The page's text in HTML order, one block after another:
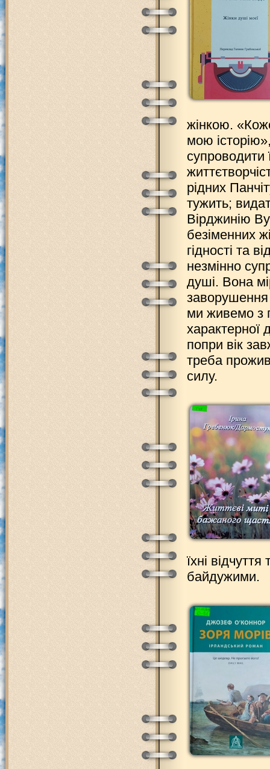
жінкою.
мою
супроводити
рідних
тужить;
Вірджинію
безіменних
гідності та
незмінно
душі. Вона
заворушення
ми живемо з
характерної
попри вік
треба
силу.
їхні
байдужими.